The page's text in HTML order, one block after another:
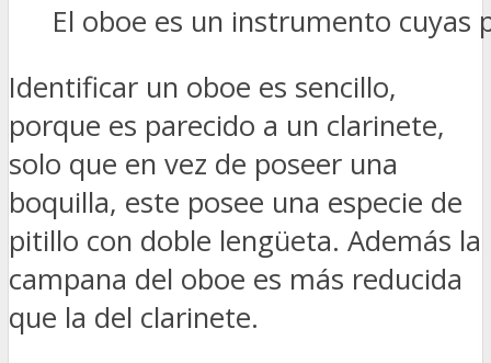
El oboe es un instrumento cuyas
Identificar un oboe es sencillo,
porque es parecido a un clarinete,
solo que en vez de poseer una
boquilla, este posee una especie de
pitillo con doble lengüeta. Además la
campana del oboe es más reducida
que la del clarinete.